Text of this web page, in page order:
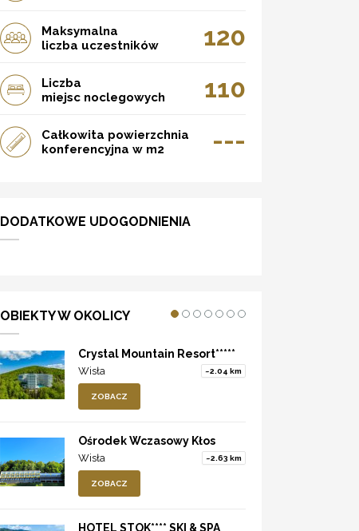
Maksymalna
liczba uczestników
120
Liczba
miejsc noclegowych
110
Całkowita powierzchnia
konferencyjna w m2
---
DODATKOWE UDOGODNIENIA
OBIEKTY W OKOLICY
Crystal Mountain Resort*****
Wisła ~2.04 km
ZOBACZ
Ośrodek Wczasowy Kłos
Wisła ~2.63 km
ZOBACZ
HOTEL STOK**** SKI & SPA